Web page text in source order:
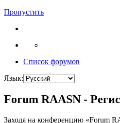
Пропустить
Список форумов
Язык:
Forum RAASN -
Заходя на конференцию «Forum